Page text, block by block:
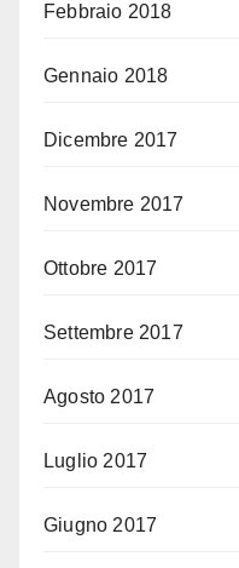
Febbraio 2018
Gennaio 2018
Dicembre 2017
Novembre 2017
Ottobre 2017
Settembre 2017
Agosto 2017
Luglio 2017
Giugno 2017